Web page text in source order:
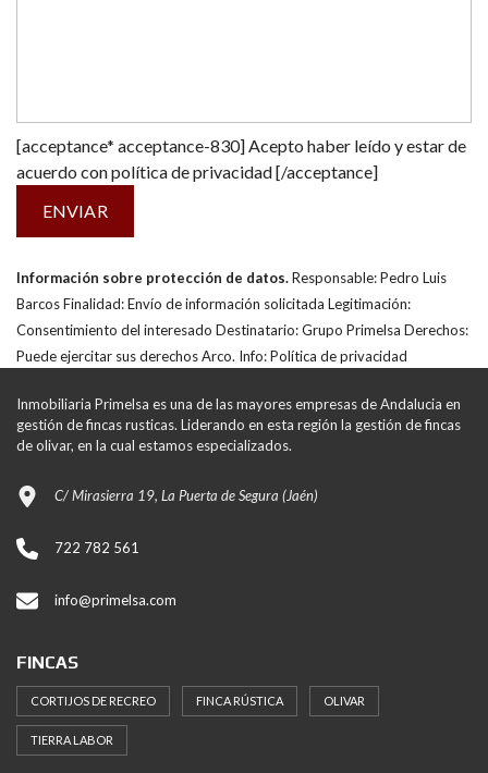
[acceptance* acceptance-830] Acepto haber leído y estar de
acuerdo conpolítica de privacidad[/acceptance]
Información sobre protección de datos.Responsable: Pedro Luis
Barcos Finalidad: Envío de información solicitada Legitimación:
Consentimiento del interesado Destinatario: Grupo Primelsa Derechos:
Puede ejercitar sus derechos Arco. Info:Política de privacidad
Inmobiliaria Primelsa es una de las mayores empresas de Andalucia en
gestión de fincas rusticas. Liderando en esta región la gestión de fincas
de olivar, en la cual estamos especializados.
C/ Mirasierra 19, La Puerta de Segura (Jaén)
722 782 561
info@primelsa.com
FINCAS
CORTIJOS DE RECREO FINCA RÚSTICA OLIVAR
TIERRA LABOR